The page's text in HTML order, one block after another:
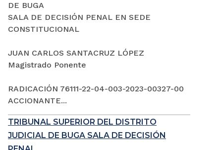
DE BUGA
SALA DE DECISIÓN PENAL EN SEDE
CONSTITUCIONAL
JUAN CARLOS SANTACRUZ LÓPEZ
Magistrado Ponente
RADICACIÓN 76111-22-04-003-2023-00327-00
ACCIONANTE...
TRIBUNAL SUPERIOR DEL DISTRITO
JUDICIAL DE BUGA SALA DE DECISIÓN